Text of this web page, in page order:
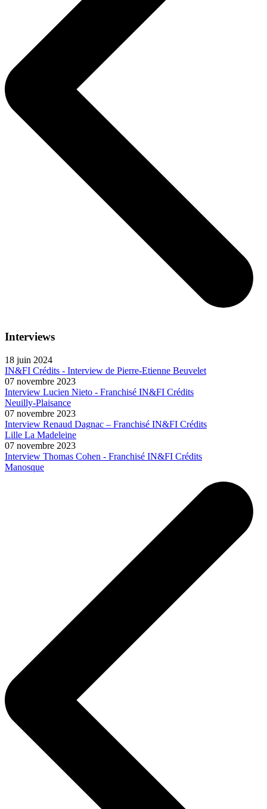
Interviews
18 juin 2024
IN&FI Crédits - Interview de Pierre-Etienne Beuvelet
07 novembre 2023
Interview Lucien Nieto - Franchisé IN&FI Crédits
Neuilly-Plaisance
07 novembre 2023
Interview Renaud Dagnac – Franchisé IN&FI Crédits
Lille La Madeleine
07 novembre 2023
Interview Thomas Cohen - Franchisé IN&FI Crédits
Manosque